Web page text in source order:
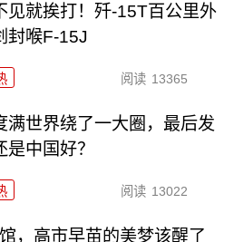
见就挨打！歼-15T百公里外
封喉F-15J
阅读 13365
满世界绕了一大圈，最后发
是中国好？
阅读 13022
，高市早苗的美梦该醒了